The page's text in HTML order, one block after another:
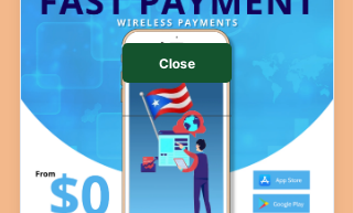
diversos entornos comerciales.
Beneficios para su Negocio
Para Comercios Minoristas
Pagos seguros y rápidos
Acepta tarjetas con chip
EMV, banda magnética y
pagos sin contacto como
Apple Pay y Samsung Pay. ​